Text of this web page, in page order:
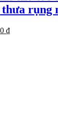
rụng
₫Giá